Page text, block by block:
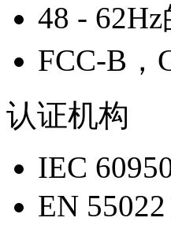
48 - 62Hz
FCC-B，
认证机构
IEC
EN